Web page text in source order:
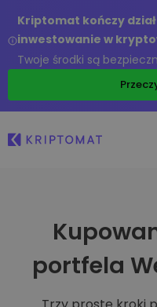
Kriptomat kończy
inwestowanie w
Twoje środki są
portfela